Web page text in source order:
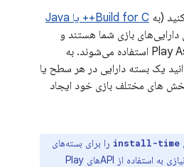
(به Build for C++ یا Java
بازی شما هستند و
توسط Play Asset Delivery استفاده می‌شوند. به
یک بسته دارایی در هر سطح یا
های مختلف بازی خود ایجاد
install-time را برای بسته‌های
دارایی خود انتخاب کنید، نیازی به استفاده از APIهای Play